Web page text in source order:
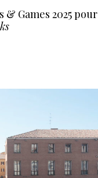
& Games 2025pour